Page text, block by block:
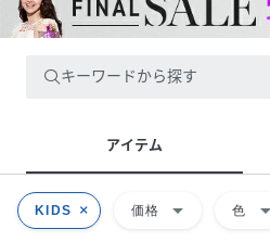
キーワードから探す
アイテム
KIDS 価格 arrow_drop_down 色 arrow_drop_down